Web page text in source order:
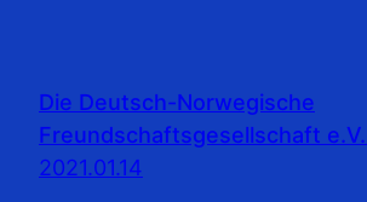
Die Deutsch-Norwegische
Freundschaftsgesellschaft e.V.
2021.01.14